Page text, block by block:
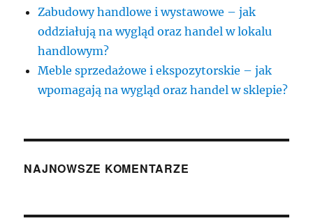
Zabudowy handlowe i wystawowe – jak
oddziałują na wygląd oraz handel w lokalu
handlowym?
Meble sprzedażowe i ekspozytorskie – jak
wpomagają na wygląd oraz handel w sklepie?
NAJNOWSZE KOMENTARZE